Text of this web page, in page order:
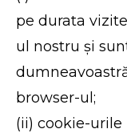
pe durata
ul nostru și
browser-ul;
(ii) cookie-urile